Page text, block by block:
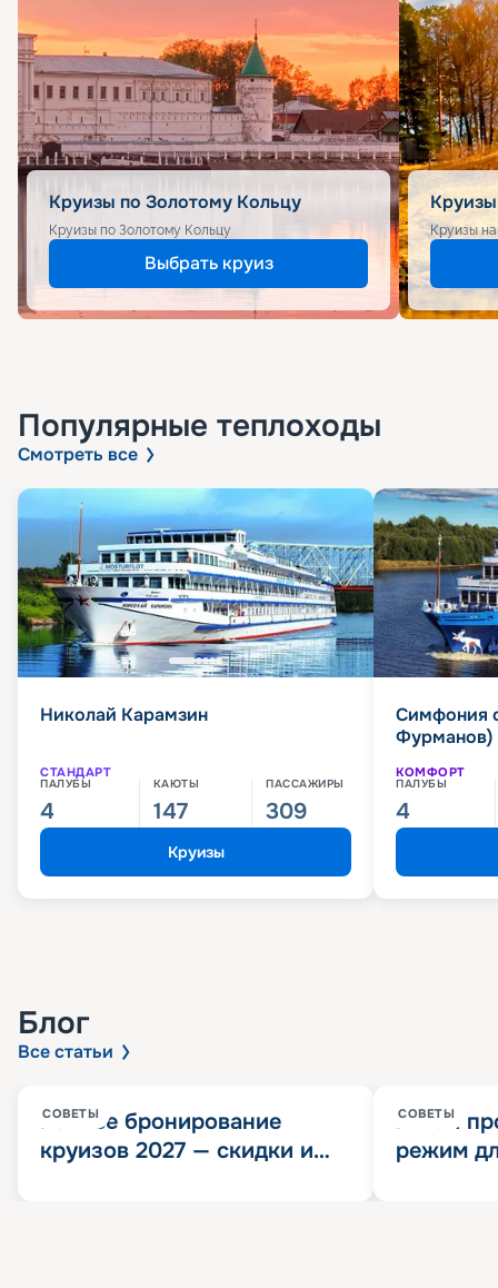
Круизы по Золотому Кольцу
Круизы по Золотому Кольцу
Выбрать круиз
Круизы
Популярные теплоходы
Смотреть все
Николай Карамзин
СТАНДАРТ
ПАЛУБЫ
4
КАЮТЫ
147
ПАССАЖИРЫ
309
Круизы
Симфония
Фурманов)
КОМФОРТ
ПАЛУБЫ
4
Блог
Все статьи
СОВЕТЫ
Раннее бронирование
круизов 2027 — скидки и
СОВЕТЫ
Китай
режим